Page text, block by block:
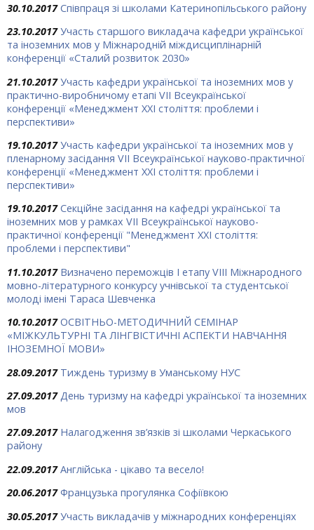
30.10.2017 Співпраця зі школами Катеринопільського району
23.10.2017 Участь старшого викладача кафедри української
та іноземних мов у Міжнародній міждисциплінарній
конференції «Сталий розвиток 2030»
21.10.2017 Участь кафедри української та іноземних мов у
практично-виробничому етапі VII Всеукраїнської
конференції «Менеджмент ХХІ століття: проблеми і
перспективи»
19.10.2017 Участь кафедри української та іноземних мов у
пленарному засідання VII Всеукраїнської науково-практичної
конференції «Менеджмент ХХІ століття: проблеми і
перспективи»
19.10.2017 Секційне засідання на кафедрі української та
іноземних мов у рамках VІІ Всеукраїнської науково-
практичної конференції "Менеджмент ХХІ століття:
проблеми і перспективи"
11.10.2017 Визначено переможців І етапу VIII Міжнародного
мовно-літературного конкурсу учнівської та студентської
молоді імені Тараса Шевченка
10.10.2017 ОСВІТНЬО-МЕТОДИЧНИЙ СЕМІНАР
«МІЖКУЛЬТУРНІ ТА ЛІНГВІСТИЧНІ АСПЕКТИ НАВЧАННЯ
ІНОЗЕМНОЇ МОВИ»
28.09.2017 Тиждень туризму в Уманському НУС
27.09.2017 День туризму на кафедрі української та іноземних
мов
27.09.2017 Налагодження зв’язків зі школами Черкаського
району
22.09.2017 Англійська - цікаво та весело!
20.06.2017 Французька прогулянка Софіївкою
30.05.2017 Участь викладачів у міжнародних конференціях